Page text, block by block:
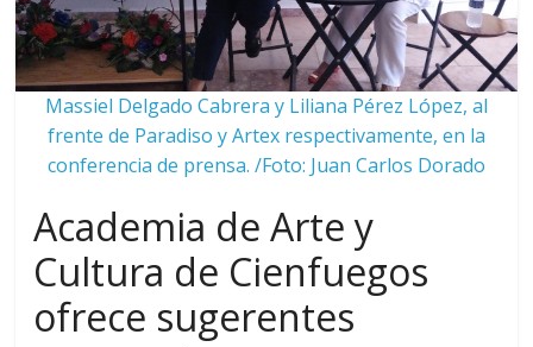
Massiel Delgado Cabrera y Liliana Pérez López, al
frente de Paradiso y Artex respectivamente, en la
conferencia de prensa. /Foto: Juan Carlos Dorado
Academia de Arte y
Cultura de Cienfuegos
ofrece sugerentes